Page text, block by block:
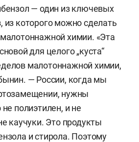
— один из ключевых
из которого можно сделать
химии. «Эта
для целого „куста“
малотоннажной химии,
— России, когда мы
нужны
полиэтилен, и не
каучуки. Это продукты
и стирола. Поэтому